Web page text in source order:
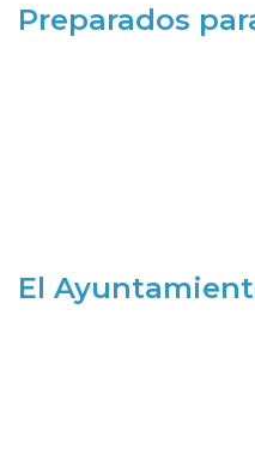
Preparados
El